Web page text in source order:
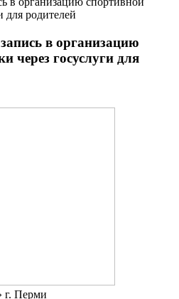
для родителей
в организацию
через госуслуги для
Перми